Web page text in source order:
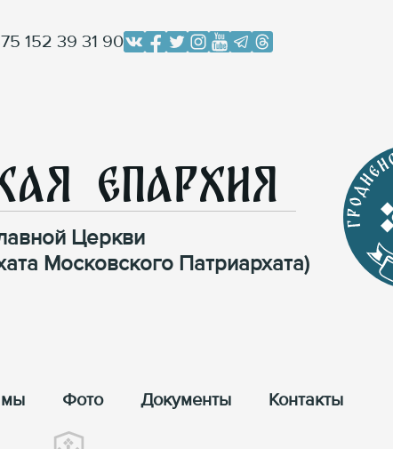
152 39 31 90
Епархия
Церкви
Московского Патриархата)
Фото Документы Контакты